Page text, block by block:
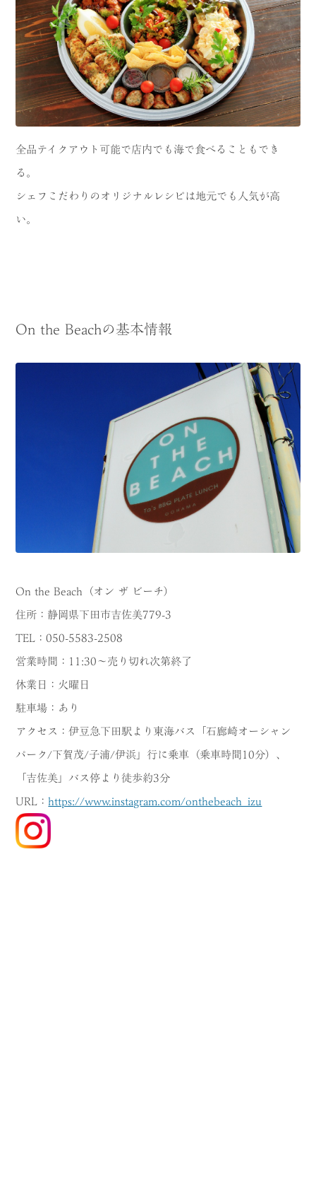
全品テイクアウト可能で店内でも海で食べることもでき
る。
シェフこだわりのオリジナルレシピは地元でも人気が高
い。
On the Beachの基本情報
On the Beach（オン ザ ビーチ）
住所：静岡県下田市吉佐美779-3
TEL：050-5583-2508
営業時間：11:30～売り切れ次第終了
休業日：火曜日
駐車場：あり
アクセス：伊豆急下田駅より東海バス「石廊崎オーシャン
パーク/下賀茂/子浦/伊浜」行に乗車（乗車時間10分）、
「吉佐美」バス停より徒歩約3分
URL：https://www.instagram.com/onthebeach_izu